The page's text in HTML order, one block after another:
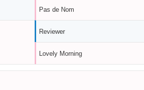
Pas de Nom
Reviewer
Lovely Morning